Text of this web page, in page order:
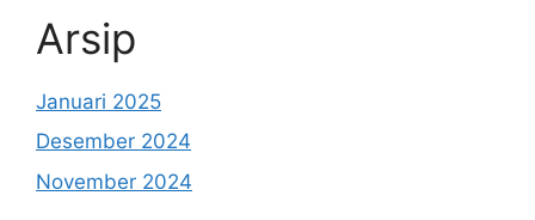
Arsip
Januari 2025
Desember 2024
November 2024